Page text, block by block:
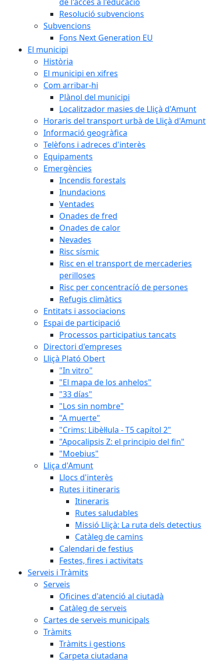
Resolució subvencions
Subvencions
Fons Next Generation EU
El municipi
Història
El municipi en xifres
Com arribar-hi
Plànol del municipi
Localitzador masies de Lliçà d'Amunt
Horaris del transport urbà de Lliçà d'Amunt
Informació geogràfica
Telèfons i adreces d'interès
Equipaments
Emergències
Incendis forestals
Inundacions
Ventades
Onades de fred
Onades de calor
Nevades
Risc sísmic
Risc en el transport de mercaderies
perilloses
Risc per concentracíó de persones
Refugis climàtics
Entitats i associacions
Espai de participació
Processos participatius tancats
Directori d'empreses
Lliçà Plató Obert
"In vitro"
"El mapa de los anhelos"
"33 días"
"Los sin nombre"
"A muerte"
"Crims: Libèl·lula - T5 capítol 2"
"Apocalipsis Z: el principio del fin"
"Moebius"
Lliça d'Amunt
Llocs d'interès
Rutes i itineraris
Itineraris
Rutes saludables
Missió Lliçà: La ruta dels detectius
Catàleg de camins
Calendari de festius
Festes, fires i activitats
Serveis i Tràmits
Serveis
Oficines d'atenció al ciutadà
Catàleg de serveis
Cartes de serveis municipals
Tràmits
Tràmits i gestions
Carpeta ciutadana